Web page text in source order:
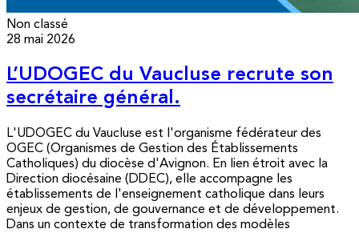
Non classé
28 mai 2026
L’UDOGEC du Vaucluse recrute son
secrétaire général.
L'UDOGEC du Vaucluse est l'organisme fédérateur des
OGEC (Organismes de Gestion des Établissements
Catholiques) du diocèse d'Avignon. En lien étroit avec la
Direction diocésaine (DDEC), elle accompagne les
établissements de l'enseignement catholique dans leurs
enjeux de gestion, de gouvernance et de développement.
Dans un contexte de transformation des modèles